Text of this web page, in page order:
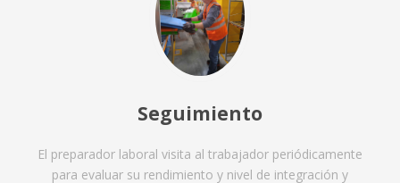
Seguimiento
El preparador laboral visita al trabajador periódicamente
para evaluar su rendimiento y nivel de integración y